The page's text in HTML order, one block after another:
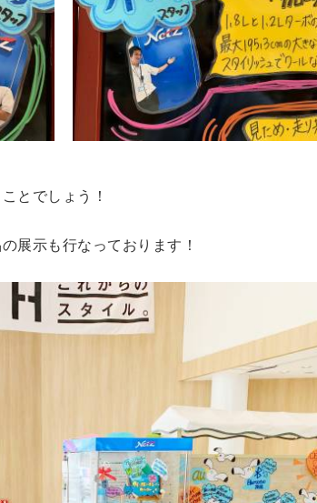
とでしょう！
展示も行なっております！